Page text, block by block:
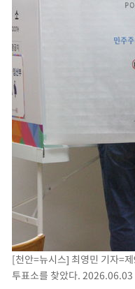
[속보]'AT마드리드 7번' 이강인,
네타냐후, 트럼프의 가자 평화 2
이강인 ATM 입단식에 '상암벌
태풍 돌핀, 중 저장성 타이저우시
AT마드리드 데뷔 앞둔 이강인,
[속보]與 강원·TK 당원투표 합
與 강원·TK 당원투표 합산 김
[속보]與전대 권리당원투표…강
[속보]與 당대표 경선, 경북 권
[속보]與 당대표 경선, 대구 권
[속보]與 당대표 경선, 강원 권
"일본축구협회, 대한축구협회 성
[속보]장은수, KLPGA 제주삼다
"얼마나 더웠으면"…안동 물길공
손흥민, 68분 뛰고 2경기 침묵
[천안=뉴시스] 최영민 기자=
투표소를 찾았다. 2026.06.03